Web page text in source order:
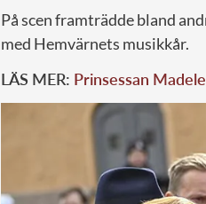
På scen framträdde bland
med Hemvärnets musikkår.
LÄS MER: Prinsessan